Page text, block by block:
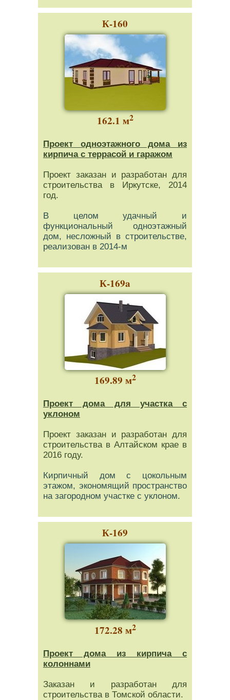
К-160
162.1 м2
Проект одноэтажного дома из
кирпича с террасой и гаражом
Проект заказан и разработан для
строительства в Иркутске, 2014
год.
В целом удачный и
функциональный одноэтажный
дом, несложный в строительстве,
реализован в 2014-м
К-169a
169.89 м2
Проект дома для участка с
уклоном
Проект заказан и разработан для
строительства в Алтайском крае в
2016 году.
Кирпичный дом с цокольным
этажом, экономящий пространство
на загородном участке с уклоном.
К-169
172.28 м2
Проект дома из кирпича с
колоннами
Заказан и разработан для
строительства в Томской области.